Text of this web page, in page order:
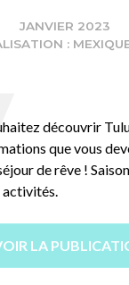
JANVIER 2023
:
découvrir
que vous
de rêve !
activités.
LA